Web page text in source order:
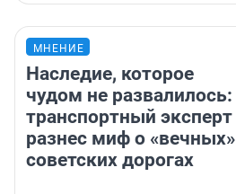
МНЕНИЕ
Наследие, которое
чудом не развалилось:
транспортный эксперт
разнес миф о «вечных»
советских дорогах